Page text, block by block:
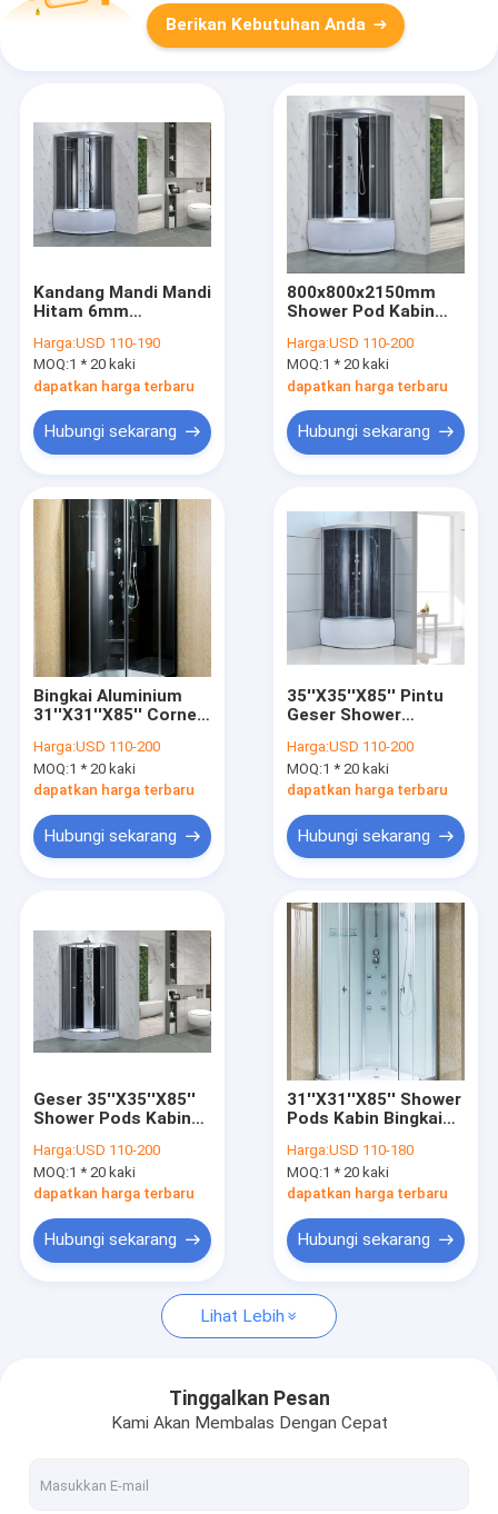
Produk
Video
Pertunjukan VR
Kontrol Kualitas
Hubungi Kami
Kandang Mandi Tanpa Bingkai
Kandang Mandi Uap
Berikan Kebutuhan Anda
Kandang Mandi Mandi
Hitam 6mm
Harga:USD 110-190
MOQ:1 * 20 kaki
dapatkan harga terbaru
Hubungi sekarang
800x800x2150mm
Shower Pod Kabin
Harga:USD 110-200
MOQ:1 * 20 kaki
dapatkan harga terbaru
Hubungi sekarang
Bingkai Aluminium
31''X31''X85'' Corner
Enclosure
Harga:USD 110-200
MOQ:1 * 20 kaki
dapatkan harga terbaru
Hubungi sekarang
35''X35''X85'' Pintu
Geser Shower
Tempered
Harga:USD 110-200
MOQ:1 * 20 kaki
dapatkan harga terbaru
Hubungi sekarang
Geser 35''X35''X85''
Shower Pods Kabin
Harga:USD 110-200
MOQ:1 * 20 kaki
dapatkan harga terbaru
Hubungi sekarang
31''X31''X85'' Shower
Pods Kabin Bingkai
Harga:USD 110-180
MOQ:1 * 20 kaki
dapatkan harga terbaru
Hubungi sekarang
Lihat Lebih
Tinggalkan Pesan
Kami Akan Membalas Dengan Cepat